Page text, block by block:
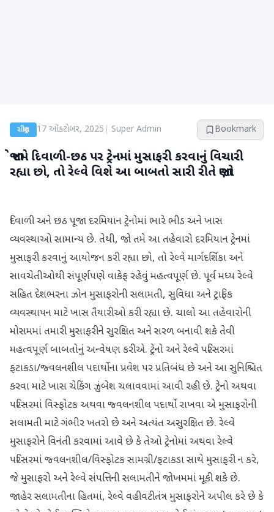
રાષ્ટ્રીય 17 ઑક્ટોબર, 2025 Super Admin Bookmark
જો તમે દિવાળી-છઠ પર ટ્રેનમાં મુસાફરી કરવાનું વિચારી
રહ્યા છો, તો રેલ્વે વિશે આ બાબતો સારી રીતે જાણો
દિવાળી અને છઠ પૂજા દરમિયાન ટ્રેનોમાં ભારે ભીડ અને ખાસ
વ્યવસ્થાઓ સામાન્ય છે. તેથી, જો તમે આ તહેવારો દરમિયાન ટ્રેનમાં
મુસાફરી કરવાનું આયોજન કરી રહ્યા છો, તો રેલ્વે માર્ગદર્શિકા અને
સાવચેતીઓથી સંપૂર્ણપણે વાકેફ રહેવું મહત્વપૂર્ણ છે. પૂર્વ મધ્ય રેલ્વે
સહિત દેશભરના ઝોન મુસાફરોની સલામતી, સુવિધા અને ટ્રાફિક
વ્યવસ્થાપન માટે ખાસ તૈયારીઓ કરી રહ્યા છે. ચાલો આ તહેવારોની
મોસમમાં તમારી મુસાફરીને સુરક્ષિત અને સરળ બનાવી શકે તેવી
મહત્વપૂર્ણ બાબતોનું અન્વેષણ કરીએ. ટ્રેનો અને રેલ્વે પરિસરમાં
ફટાકડા/જ્વલનશીલ પદાર્થોના પ્રવેશ પર પ્રતિબંધ છે અને આ સુનિશ્ચિત
કરવા માટે ખાસ ચેકિંગ ઝુંબેશ ચલાવવામાં આવી રહી છે. ટ્રેનો અથવા
પરિસરમાં વિસ્ફોટક અથવા જ્વલનશીલ પદાર્થો રાખવા એ મુસાફરોની
સલામતી માટે ગંભીર ખતરો છે અને અત્યંત અસુરક્ષિત છે. રેલ્વે
મુસાફરોને વિનંતી કરવામાં આવે છે કે તેઓ ટ્રેનોમાં અથવા રેલ્વે
પરિસરમાં જ્વલનશીલ/વિસ્ફોટક સામગ્રી/ફટાકડા સાથે મુસાફરી ન કરે,
જે મુસાફરો અને રેલ્વે સંપત્તિની સલામતીને જોખમમાં મૂકી શકે છે.
જાહેર સલામતીના હિતમાં, રેલ્વે વહીવટીતંત્ર મુસાફરોને અપીલ કરે છે કે